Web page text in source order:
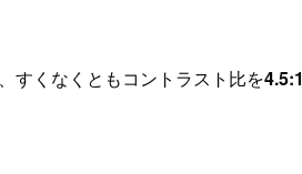
すくなくともコントラスト比を4.5:1